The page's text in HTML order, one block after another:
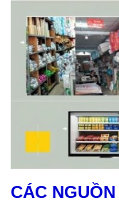
Có nhiều kênh để
tiếp
CÁC